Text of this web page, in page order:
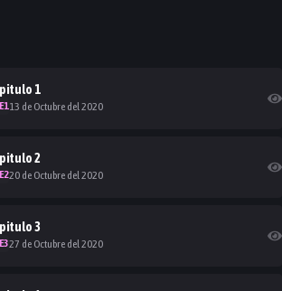
1
113 de Octubre del 2020
2
220 de Octubre del 2020
3
327 de Octubre del 2020